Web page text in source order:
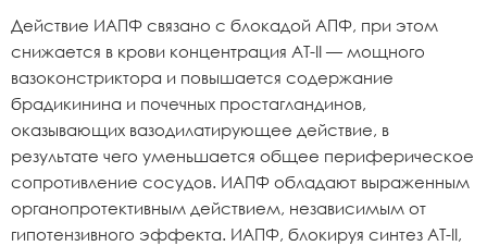
Действие ИАПФ связано с блокадой АПФ, при этом
снижается в крови концентрация AТ-II — мощного
вазоконстриктора и повышается содержание
брадикинина и почечных простагландинов,
оказывающих вазодилатирующее действие, в
результате чего уменьшается общее периферическое
сопротивление сосудов. ИАПФ обладают выраженным
органопротективным действием, независимым от
гипотензивного эффекта. ИАПФ, блокируя синтез AТ-II,